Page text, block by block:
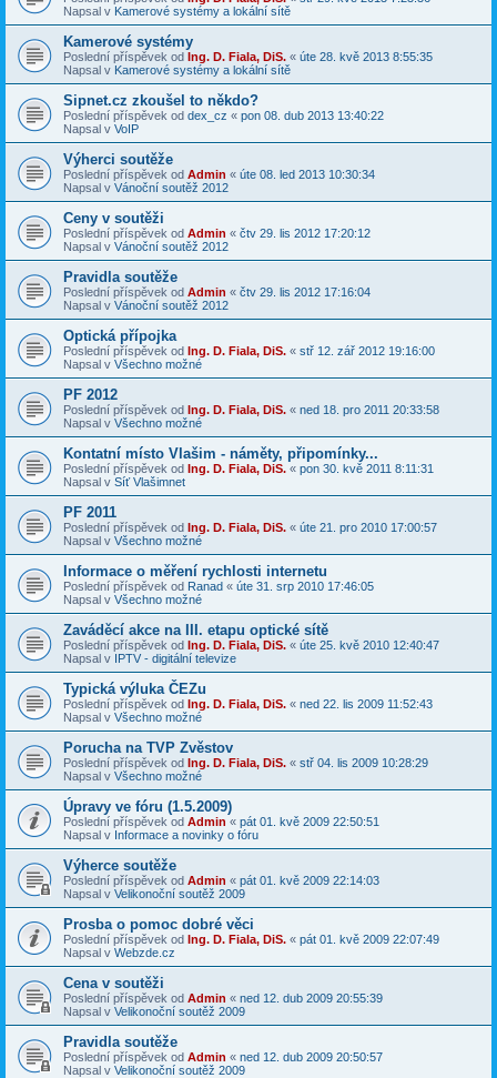
Napsal v Kamerové systémy a lokální sítě
Kamerové systémy
Poslední příspěvek od Ing. D. Fiala, DiS. « úte 28. kvě 2013 8:55:35
Napsal v Kamerové systémy a lokální sítě
Sipnet.cz zkoušel to někdo?
Poslední příspěvek od dex_cz « pon 08. dub 2013 13:40:22
Napsal v VoIP
Výherci soutěže
Poslední příspěvek od Admin « úte 08. led 2013 10:30:34
Napsal v Vánoční soutěž 2012
Ceny v soutěži
Poslední příspěvek od Admin « čtv 29. lis 2012 17:20:12
Napsal v Vánoční soutěž 2012
Pravidla soutěže
Poslední příspěvek od Admin « čtv 29. lis 2012 17:16:04
Napsal v Vánoční soutěž 2012
Optická přípojka
Poslední příspěvek od Ing. D. Fiala, DiS. « stř 12. zář 2012 19:16:00
Napsal v Všechno možné
PF 2012
Poslední příspěvek od Ing. D. Fiala, DiS. « ned 18. pro 2011 20:33:58
Napsal v Všechno možné
Kontatní místo Vlašim - náměty, připomínky...
Poslední příspěvek od Ing. D. Fiala, DiS. « pon 30. kvě 2011 8:11:31
Napsal v Síť Vlašimnet
PF 2011
Poslední příspěvek od Ing. D. Fiala, DiS. « úte 21. pro 2010 17:00:57
Napsal v Všechno možné
Informace o měření rychlosti internetu
Poslední příspěvek od Ranad « úte 31. srp 2010 17:46:05
Napsal v Všechno možné
Zaváděcí akce na III. etapu optické sítě
Poslední příspěvek od Ing. D. Fiala, DiS. « úte 25. kvě 2010 12:40:47
Napsal v IPTV - digitální televize
Typická výluka ČEZu
Poslední příspěvek od Ing. D. Fiala, DiS. « ned 22. lis 2009 11:52:43
Napsal v Všechno možné
Porucha na TVP Zvěstov
Poslední příspěvek od Ing. D. Fiala, DiS. « stř 04. lis 2009 10:28:29
Napsal v Všechno možné
Úpravy ve fóru (1.5.2009)
Poslední příspěvek od Admin « pát 01. kvě 2009 22:50:51
Napsal v Informace a novinky o fóru
Výherce soutěže
Poslední příspěvek od Admin « pát 01. kvě 2009 22:14:03
Napsal v Velikonoční soutěž 2009
Prosba o pomoc dobré věci
Poslední příspěvek od Ing. D. Fiala, DiS. « pát 01. kvě 2009 22:07:49
Napsal v Webzde.cz
Cena v soutěži
Poslední příspěvek od Admin « ned 12. dub 2009 20:55:39
Napsal v Velikonoční soutěž 2009
Pravidla soutěže
Poslední příspěvek od Admin « ned 12. dub 2009 20:50:57
Napsal v Velikonoční soutěž 2009